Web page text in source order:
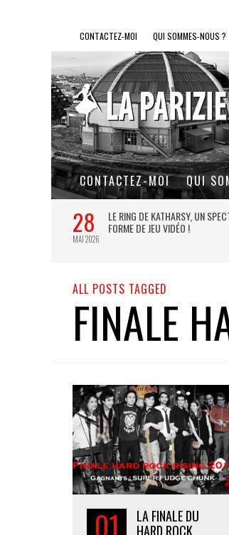
CONTACTEZ-MOI QUI SOMMES-NOUS ?
CONTACTEZ-MOI QUI
28
MAI 2026
LE RING DE KATHARSY, UN
FORME DE JEU VIDÉO !
ALL POSTS TAGGED
FINALE
01
LA FINALE DU
HARD ROCK